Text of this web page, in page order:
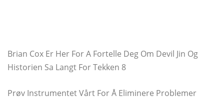
Brian Cox Er Her For A Fortelle Deg Om Devil Jin Og
Historien Sa Langt For Tekken 8
Prøv Instrumentet Vårt For Å Eliminere Problemer